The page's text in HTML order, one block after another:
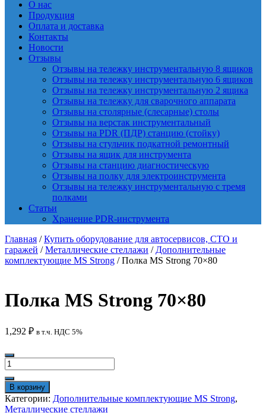
О нас
Продукция
Оплата и доставка
Контакты
Новости
Отзывы
Отзывы на тележку инструментальную 8 ящиков
Отзывы на тележку инструментальную 6 ящиков
Отзывы на тележку инструментальную 2 ящика
Отзывы на тележку для сварочного аппарата
Отзывы на столярные (слесарные) столы
Отзывы на верстак инструментальный
Отзывы на PDR (ПДР) станцию (стойку)
Отзывы на стульчик подкатной ремонтный
Отзывы на ящик для инструмента
Отзывы на станцию диагностическую
Отзывы на полку для электроинструмента
Отзывы на тележку инструментальную с тремя
полками
Статьи
Хранение PDR-инструмента
Главная /Купить оборудование для автосервисов, СТО и
гаражей /Металлические стеллажи / Дополнительные
комплектующие MS Strong / Полка MS Strong 70×80
Полка MS Strong 70×80
1,292 ₽ в т.ч. НДС 5%
Количество
товара
Полка
MS
Strong
В корзину
Категории: Дополнительные комплектующие MS Strong,
Металлические стеллажи